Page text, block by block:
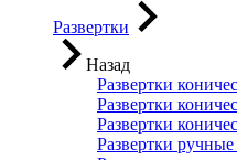
Развертки
Назад
Развертки
Развертки
Развертки
Развертки